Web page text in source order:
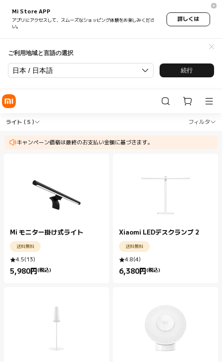
Mi Store APP
アプリにアクセスして、スムーズなショッピング体験をお楽しみくださ
い。
詳しくは
ご利用地域と言語の選択
日本 / 日本語 続行
Shop 照明 ライト in Xiaomi
ライト ( 5 ) フィルタ
キャンペーン価格は最終のお支払い金額に基づきます。
Shop 照明 ライト in Xiaomi Xiaomi
Mi モニター掛け式ライト
送料無料
4.5(13)
5,980円 (税込)
Current Price 円5980.00
Xiaomi LEDデスクランプ 2
送料無料
4.8(4)
6,380円 (税込)
Current Price 円6380.00